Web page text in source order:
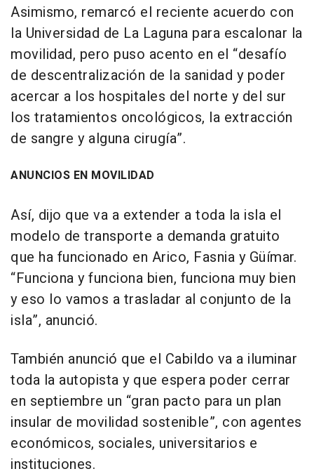
Asimismo, remarcó el reciente acuerdo con
la Universidad de La Laguna para escalonar la
movilidad, pero puso acento en el “desafío
de descentralización de la sanidad y poder
acercar a los hospitales del norte y del sur
los tratamientos oncológicos, la extracción
de sangre y alguna cirugía”.
ANUNCIOS EN MOVILIDAD
Así, dijo que va a extender a toda la isla el
modelo de transporte a demanda gratuito
que ha funcionado en Arico, Fasnia y Güímar.
“Funciona y funciona bien, funciona muy bien
y eso lo vamos a trasladar al conjunto de la
isla”, anunció.
También anunció que el Cabildo va a iluminar
toda la autopista y que espera poder cerrar
en septiembre un “gran pacto para un plan
insular de movilidad sostenible”, con agentes
económicos, sociales, universitarios e
instituciones.